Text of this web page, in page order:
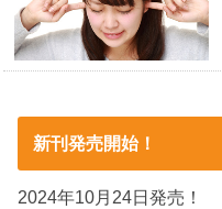
新刊発売開始！
2024年10月24日発売！